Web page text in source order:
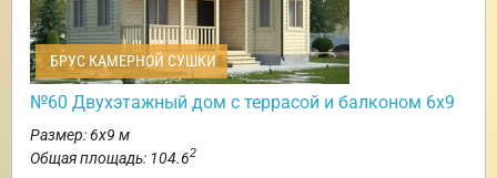
БРУС КАМЕРНОЙ СУШКИ
№60 Двухэтажный дом с террасой и балконом 6х9
Размер: 6х9 м
Общая площадь: 104.62